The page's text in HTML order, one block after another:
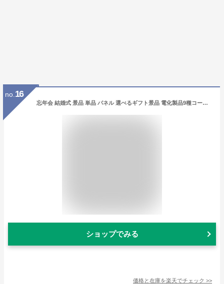
no. 16
忘年会 結婚式 景品 単品 パネル 選べるギフト景品 電化製品9種コース 【商品引換券】【A3パネル付】 | 目録 ゴルフ 二次会 ビンゴ 単品 ボウリング大会 ゴルフ景品 結婚式二次会 ゴルフコンペ ギフト券 2次会 ビンゴ景品 コンペ 賞品 目録ギフト ビンゴ大会 選択 家電
ショップでみる
価格と在庫を楽天でチェック >>